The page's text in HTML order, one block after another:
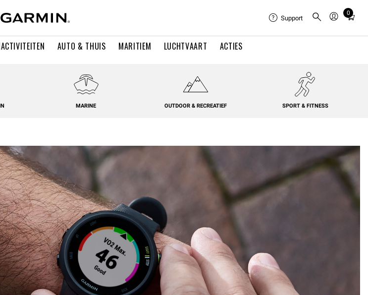
AUTO & THUIS MARITIEM LUCHTVAART ACTIES
Support
0
Total
in
MARINE OUTDOOR & RECREATIEF SPORT & FITNESS